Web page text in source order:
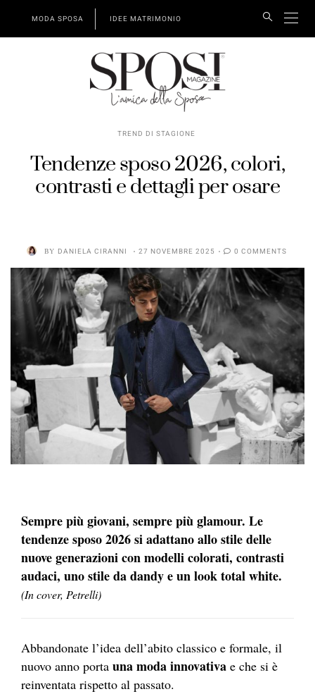
MODA SPOSA IDEE MATRIMONIO
TREND DI STAGIONE
Tendenze sposo 2026, colori,
contrasti e dettagli per osare
BY DANIELA CIRANNI 27 NOVEMBRE 2025 0 COMMENTS
Sempre più giovani, sempre più glamour. Le
tendenze sposo 2026 si adattano allo stile delle
nuove generazioni con modelli colorati, contrasti
audaci, uno stile da dandy e un look total white.
(In cover, Petrelli)
Abbandonate l’idea dell’abito classico e formale, il
nuovo anno porta una moda innovativa e che si è
reinventata rispetto al passato.